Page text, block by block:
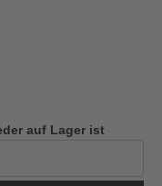
auf Lager ist